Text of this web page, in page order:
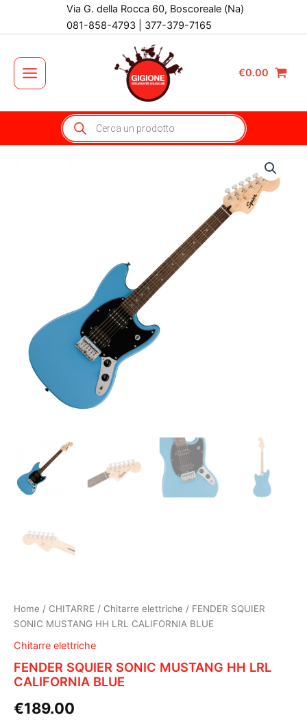
Via G. della Rocca 60, Boscoreale (Na)
081-858-4793 | 377-379-7165
Main
Menu
€0.00
Products
search
Home / CHITARRE / Chitarre elettriche / FENDER SQUIER
SONIC MUSTANG HH LRL CALIFORNIA BLUE
Chitarre elettriche
FENDER SQUIER SONIC MUSTANG HH LRL
CALIFORNIA BLUE
€189.00